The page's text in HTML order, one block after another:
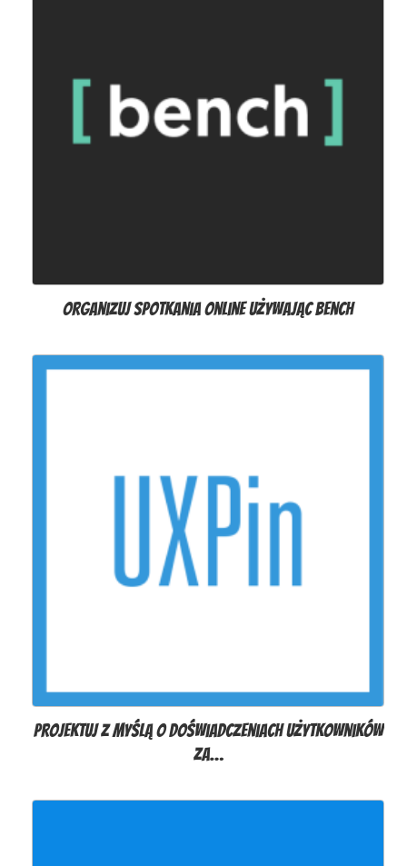
Organizuj spotkania online używając Bench
Projektuj z myślą o doświadczeniach użytkowników
za…